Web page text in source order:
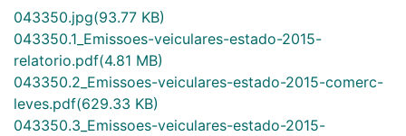
043350.jpg(93.77 KB)
043350.1_Emissoes-veiculares-estado-2015-
relatorio.pdf(4.81 MB)
043350.2_Emissoes-veiculares-estado-2015-comerc-
leves.pdf(629.33 KB)
043350.3_Emissoes-veiculares-estado-2015-